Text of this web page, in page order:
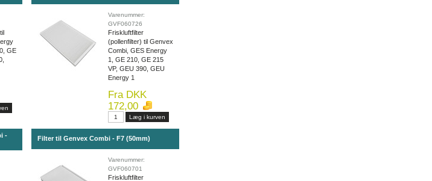
GE
Varenummer:
GVF060726
Friskluftfilter
(pollenfilter) til Genvex
Combi, GES Energy
1, GE 210, GE 215
VP, GEU 390, GEU
Energy 1
Fra DKK
172,00
-
Filter til Genvex Combi - F7 (50mm)
Varenummer:
GVF060701
Friskluftfilter